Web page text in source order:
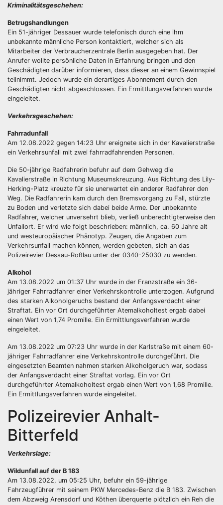
Kriminalitätsgeschehen:
Betrugshandlungen
Ein 51-jähriger Dessauer wurde telefonisch durch eine ihm
unbekannte männliche Person kontaktiert, welcher sich als
Mitarbeiter der Verbraucherzentrale Berlin ausgegeben hat. Der
Anrufer wollte persönliche Daten in Erfahrung bringen und den
Geschädigten darüber informieren, dass dieser an einem Gewinnspiel
teilnimmt. Jedoch wurde ein derartiges Abonnement durch den
Geschädigten nicht abgeschlossen. Ein Ermittlungsverfahren wurde
eingeleitet.
Verkehrsgeschehen:
Fahrradunfall
Am 12.08.2022 gegen 14:23 Uhr ereignete sich in der Kavalierstraße
ein Verkehrsunfall mit zwei fahrradfahrenden Personen.
Die 50-jährige Radfahrerin befuhr auf dem Gehweg die
Kavalierstraße in Richtung Museumskreuzung. Aus Richtung des Lily-
Herking-Platz kreuzte für sie unerwartet ein anderer Radfahrer den
Weg. Die Radfahrerin kam durch den Bremsvorgang zu Fall, stürzte
zu Boden und verletzte sich dabei beide Arme. Der unbekannte
Radfahrer, welcher unversehrt blieb, verließ unberechtigterweise den
Unfallort. Er wird wie folgt beschrieben: männlich, ca. 60 Jahre alt
und westeuropäischer Phänotyp. Zeugen, die Angaben zum
Verkehrsunfall machen können, werden gebeten, sich an das
Polizeirevier Dessau-Roßlau unter der 0340-25030 zu wenden.
Alkohol
Am 13.08.2022 um 01:37 Uhr wurde in der Franzstraße ein 36-
jähriger Fahrradfahrer einer Verkehrskontrolle unterzogen. Aufgrund
des starken Alkoholgeruchs bestand der Anfangsverdacht einer
Straftat. Ein vor Ort durchgeführter Atemalkoholtest ergab dabei
einen Wert von 1,74 Promille. Ein Ermittlungsverfahren wurde
eingeleitet.
Am 13.08.2022 um 07:23 Uhr wurde in der Karlstraße mit einem 60-
jähriger Fahrradfahrer eine Verkehrskontrolle durchgeführt. Die
eingesetzten Beamten nahmen starken Alkoholgeruch war, sodass
der Anfangsverdacht einer Straftat vorlag. Ein vor Ort
durchgeführter Atemalkoholtest ergab einen Wert von 1,68 Promille.
Ein Ermittlungsverfahren wurde eingeleitet.
Polizeirevier Anhalt-
Bitterfeld
Verkehrslage:
Wildunfall auf der B 183
Am 13.08.2022, um 05:25 Uhr, befuhr ein 59-jährige
Fahrzeugführer mit seinem PKW Mercedes-Benz die B 183. Zwischen
dem Abzweig Arensdorf und Köthen überquerte plötzlich ein Reh die